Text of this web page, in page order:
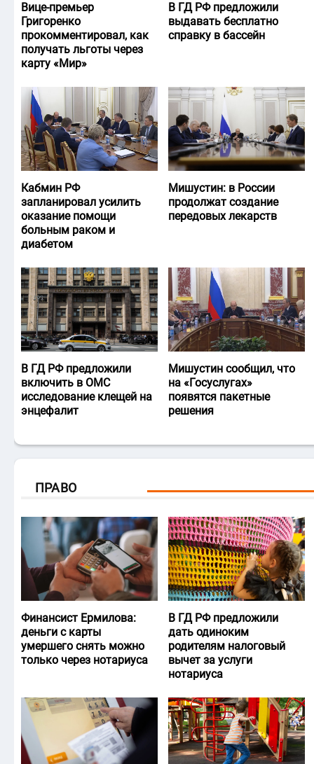
Вице-премьер
Григоренко
прокомментировал, как
получать льготы через
карту «Мир»
В ГД РФ предложили
выдавать бесплатно
справку в бассейн
Кабмин РФ
запланировал усилить
оказание помощи
больным раком и
диабетом
Мишустин: в России
продолжат создание
передовых лекарств
В ГД РФ предложили
включить в ОМС
исследование клещей на
энцефалит
Мишустин сообщил, что
на «Госуслугах»
появятся пакетные
решения
ПРАВО
Финансист Ермилова:
деньги с карты
умершего снять можно
только через нотариуса
В ГД РФ предложили
дать одиноким
родителям налоговый
вычет за услуги
нотариуса